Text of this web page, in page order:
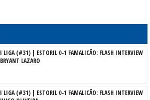
I LIGA (#31) | ESTORIL 0-1 FAMALICÃO: FLASH INTERVIEW
BRYANT LAZARO
I LIGA (#31) | ESTORIL 0-1 FAMALICÃO: FLASH INTERVIEW